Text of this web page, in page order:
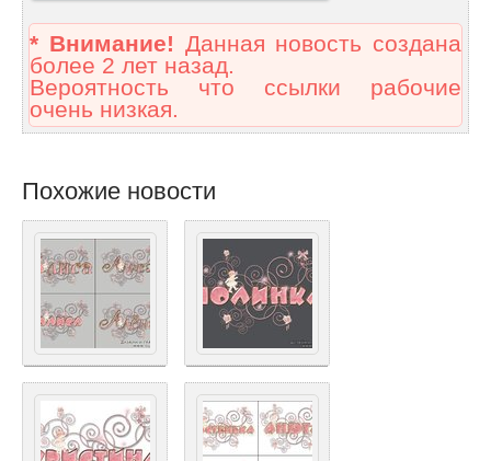
* Внимание! Данная новость создана
более 2 лет назад.
Вероятность что ссылки рабочие
очень низкая.
Похожие новости